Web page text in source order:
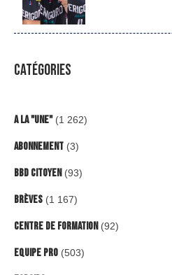
CATÉGORIES
A la "Une"(1 262)
Abonnement (3)
BBD Citoyen (93)
Brèves (1 167)
Centre de formation (92)
Equipe Pro (503)